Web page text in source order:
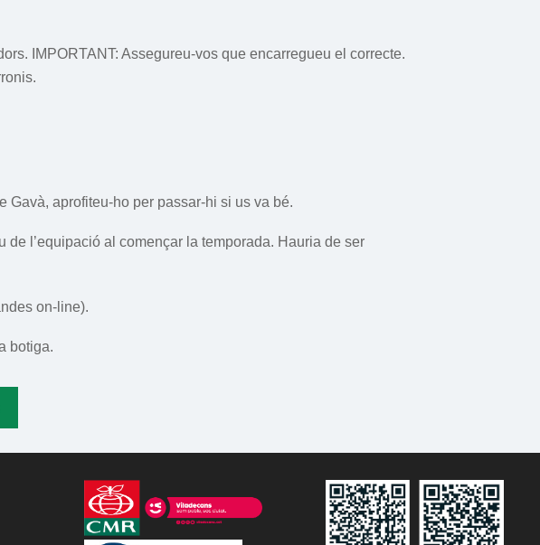
IMPORTANT: Assegureu-vos que encarregueu el correcte.
Gavà, aprofiteu-ho per passar-hi si us va bé.
l’equipació al començar la temporada. Hauria de ser
on-line).
botiga.